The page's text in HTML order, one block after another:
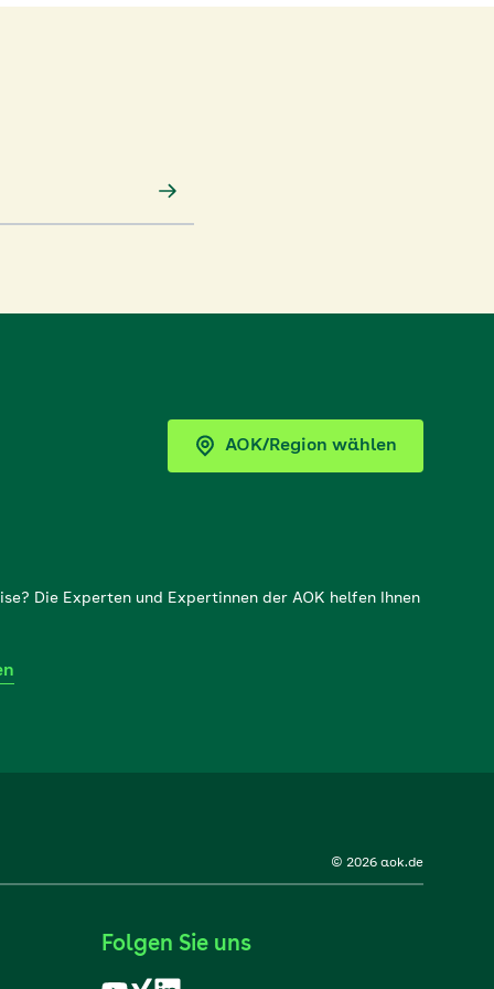
AOK/Region wählen
Die Experten und Expertinnen der AOK helfen Ihnen
© 2026 aok.de
Folgen Sie uns